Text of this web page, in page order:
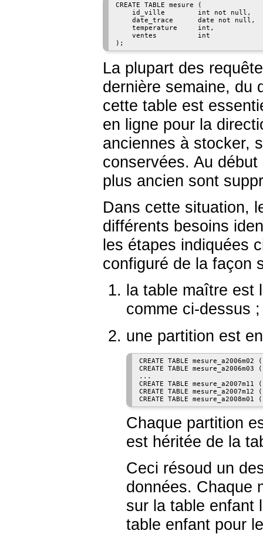
CREATE TABLE mesure (
    id_ville        int not null,
    date_trace      date not null,
    temperature     int,
    ventes          int
La plupart des
dernière semaine, du
cette table est
en ligne pour la
anciennes à stocker,
conservées. Au
plus ancien sont
Dans cette situation,
différents besoins
les étapes indiquées
configuré de la façon
la table maître est
comme ci-dessus ;
une partition est
CREATE TABLE
CREATE TABLE
...
CREATE TABLE
CREATE TABLE
Chaque partition
est héritée de la
Ceci résoud un
données. Chaque
sur la table enfant
table enfant pour